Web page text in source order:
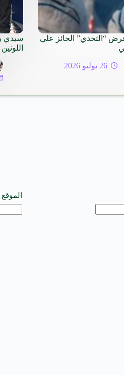
“التحدي” الحائز علي
26 يوليو 2026
سيدي
الموقع